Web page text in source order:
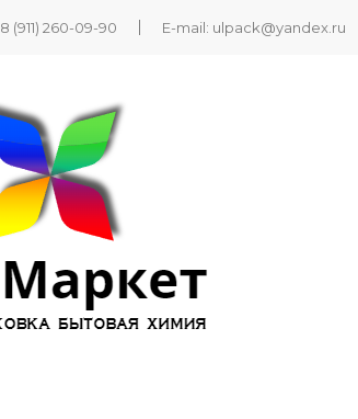
8 (911) 260-09-90 E-mail: ulpack@yandex.ru